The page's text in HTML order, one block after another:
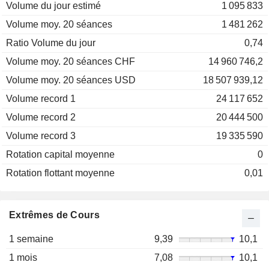
Volume du jour estimé
1 095 833
Volume moy. 20 séances
1 481 262
Ratio Volume du jour
0,74
Volume moy. 20 séances CHF
14 960 746,2
Volume moy. 20 séances USD
18 507 939,12
Volume record 1
24 117 652
Volume record 2
20 444 500
Volume record 3
19 335 590
Rotation capital moyenne
0
Rotation flottant moyenne
0,01
Extrêmes de Cours
1 semaine 9,39
10,1
1 mois
7,08
10,1